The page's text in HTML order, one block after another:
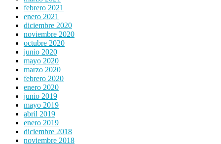
febrero 2021
enero 2021
diciembre 2020
noviembre 2020
octubre 2020
junio 2020
mayo 2020
marzo 2020
febrero 2020
enero 2020
junio 2019
mayo 2019
abril 2019
enero 2019
diciembre 2018
noviembre 2018